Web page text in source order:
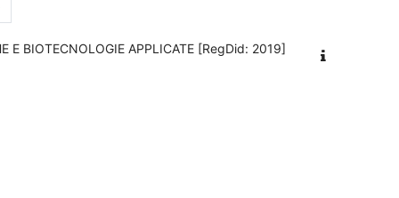
34
Pagina successiva
BIOTECNOLOGIE APPLICATE [RegDid: 2019]